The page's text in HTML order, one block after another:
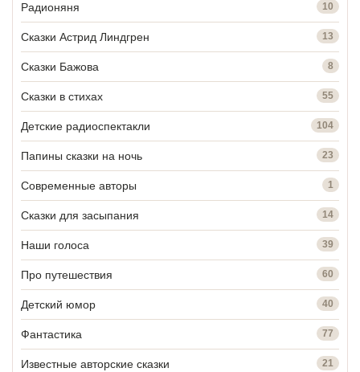
Радионяня 10
Сказки Астрид Линдгрен 13
Сказки Бажова 8
Сказки в стихах 55
Детские радиоспектакли 104
Папины сказки на ночь 23
Современные авторы 1
Сказки для засыпания 14
Наши голоса 39
Про путешествия 60
Детский юмор 40
Фантастика 77
Известные авторские сказки 21